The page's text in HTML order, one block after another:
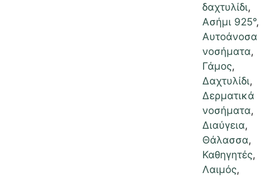
δαχτυλίδι,
Ασήμι 925°,
Αυτοάνοσα
νοσήματα,
Γάμος,
Δαχτυλίδι,
Δερματικά
νοσήματα,
Διαύγεια,
Θάλασσα,
Καθηγητές,
Λαιμός,